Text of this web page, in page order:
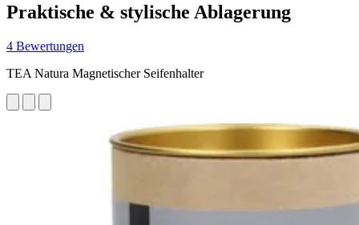
Praktische & stylische Ablagerung
4 Bewertungen
TEA Natura Magnetischer Seifenhalter